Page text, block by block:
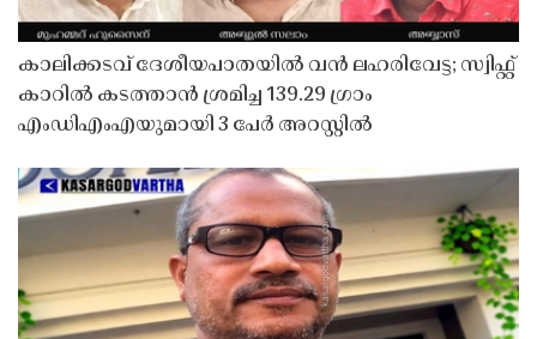
കാലിക്കടവ് ദേശീയപാതയിൽ വൻ ലഹരിവേട്ട; സ്വിഫ്റ്റ്
കാറിൽ കടത്താൻ ശ്രമിച്ച 139.29 ഗ്രാം
എംഡിഎംഎയുമായി 3 പേർ അറസ്റ്റിൽ